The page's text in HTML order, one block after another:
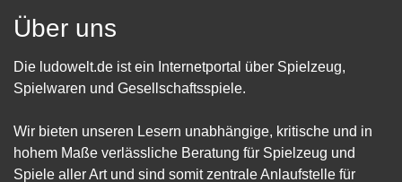
Über uns
Die ludowelt.de ist ein Internetportal über Spielzeug,
Spielwaren und Gesellschaftsspiele.
Wir bieten unseren Lesern unabhängige, kritische und in
hohem Maße verlässliche Beratung für Spielzeug und
Spiele aller Art und sind somit zentrale Anlaufstelle für